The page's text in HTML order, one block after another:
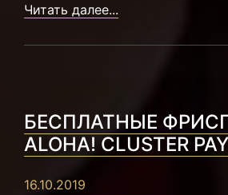
Читать далее...
БЕСПЛАТНЫЕ
ALOHA! CLUSTER
16.10.2019